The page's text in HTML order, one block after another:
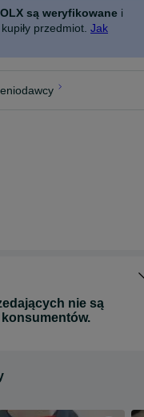
są weryfikowane i
przedmiot. Jak
nie są